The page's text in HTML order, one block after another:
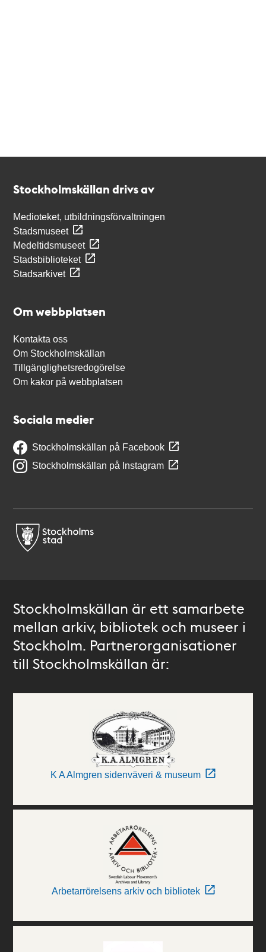
Stockholmskällan drivs av
Medioteket, utbildningsförvaltningen
Stadsmuseet
Medeltidsmuseet
Stadsbiblioteket
Stadsarkivet
Om webbplatsen
Kontakta oss
Om Stockholmskällan
Tillgänglighetsredogörelse
Om kakor på webbplatsen
Sociala medier
Stockholmskällan på Facebook
Stockholmskällan på Instagram
Stockholmskällan är ett samarbete
mellan arkiv, bibliotek och museer i
Stockholm. Partnerorganisationer
till Stockholmskällan är:
K A Almgren sidenväveri & museum
Arbetarrörelsens arkiv och bibliotek